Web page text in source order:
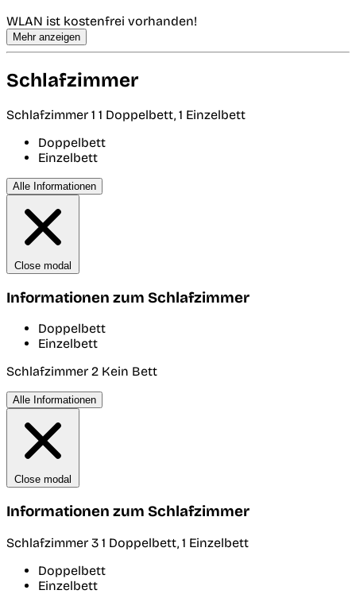
WLAN ist kostenfrei vorhanden!
Mehr anzeigen
Schlafzimmer
Schlafzimmer 1 1 Doppelbett, 1 Einzelbett
Doppelbett
Einzelbett
Alle Informationen
Close modal
Informationen zum Schlafzimmer
Doppelbett
Einzelbett
Schlafzimmer 2 Kein Bett
Alle Informationen
Close modal
Informationen zum Schlafzimmer
Schlafzimmer 3 1 Doppelbett, 1 Einzelbett
Doppelbett
Einzelbett